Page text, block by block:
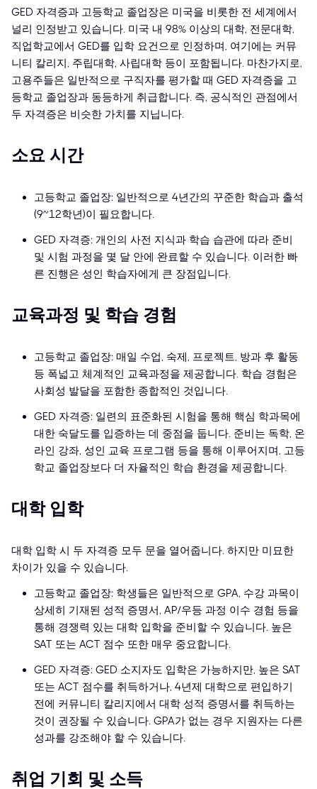
GED 자격증과 고등학교 졸업장은 미국을 비롯한 전 세계에서
널리 인정받고 있습니다. 미국 내 98% 이상의 대학, 전문대학,
직업학교에서 GED를 입학 요건으로 인정하며, 여기에는 커뮤
니티 칼리지, 주립대학, 사립대학 등이 포함됩니다. 마찬가지로,
고용주들은 일반적으로 구직자를 평가할 때 GED 자격증을 고
등학교 졸업장과 동등하게 취급합니다. 즉, 공식적인 관점에서
두 자격증은 비슷한 가치를 지닙니다.
소요 시간
고등학교 졸업장: 일반적으로 4년간의 꾸준한 학습과 출석
(9~12학년)이 필요합니다.
GED 자격증: 개인의 사전 지식과 학습 습관에 따라 준비
및 시험 과정을 몇 달 안에 완료할 수 있습니다. 이러한 빠
른 진행은 성인 학습자에게 큰 장점입니다.
교육과정 및 학습 경험
고등학교 졸업장: 매일 수업, 숙제, 프로젝트, 방과 후 활동
등 폭넓고 체계적인 교육과정을 제공합니다. 학습 경험은
사회성 발달을 포함한 종합적인 것입니다.
GED 자격증: 일련의 표준화된 시험을 통해 핵심 학과목에
대한 숙달도를 입증하는 데 중점을 둡니다. 준비는 독학, 온
라인 강좌, 성인 교육 프로그램 등을 통해 이루어지며, 고등
학교 졸업장보다 더 자율적인 학습 환경을 제공합니다.
대학 입학
대학 입학 시 두 자격증 모두 문을 열어줍니다. 하지만 미묘한
차이가 있을 수 있습니다.
고등학교 졸업장: 학생들은 일반적으로 GPA, 수강 과목이
상세히 기재된 성적 증명서, AP/우등 과정 이수 경험 등을
통해 경쟁력 있는 대학 입학을 준비할 수 있습니다. 높은
SAT 또는 ACT 점수 또한 매우 중요합니다.
GED 자격증: GED 소지자도 입학은 가능하지만, 높은 SAT
또는 ACT 점수를 취득하거나, 4년제 대학으로 편입하기
전에 커뮤니티 칼리지에서 대학 성적 증명서를 취득하는
것이 권장될 수 있습니다. GPA가 없는 경우 지원자는 다른
성과를 강조해야 할 수 있습니다.
취업 기회 및 소득